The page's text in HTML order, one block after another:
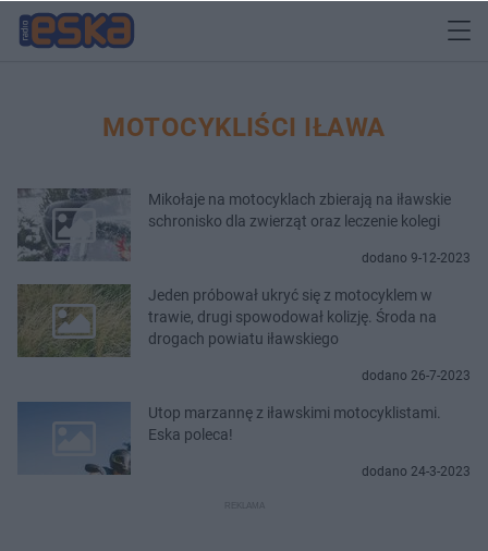
MOTOCYKLIŚCI IŁAWA
Mikołaje na motocyklach zbierają na iławskie
schronisko dla zwierząt oraz leczenie kolegi
dodano 9-12-2023
Jeden próbował ukryć się z motocyklem w
trawie, drugi spowodował kolizję. Środa na
drogach powiatu iławskiego
dodano 26-7-2023
Utop marzannę z iławskimi motocyklistami.
Eska poleca!
dodano 24-3-2023